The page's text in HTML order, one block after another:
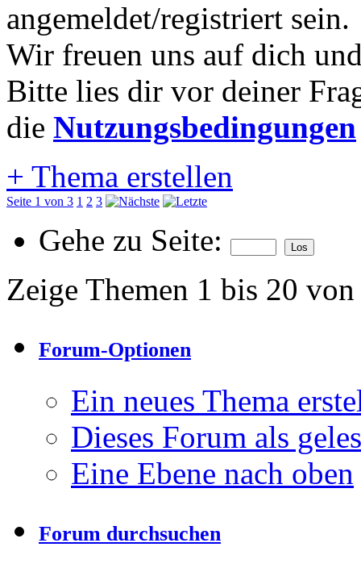
angemeldet/registriert sein.
Wir freuen uns auf dich
Bitte lies dir vor deiner
die Nutzungsbedingungen
+ Thema erstellen
Seite 1 von 3 1 2 3
Gehe zu Seite:
Zeige Themen 1 bis 20
Forum-Optionen
Ein neues Thema
Dieses Forum als
Eine Ebene nach oben
Forum durchsuchen